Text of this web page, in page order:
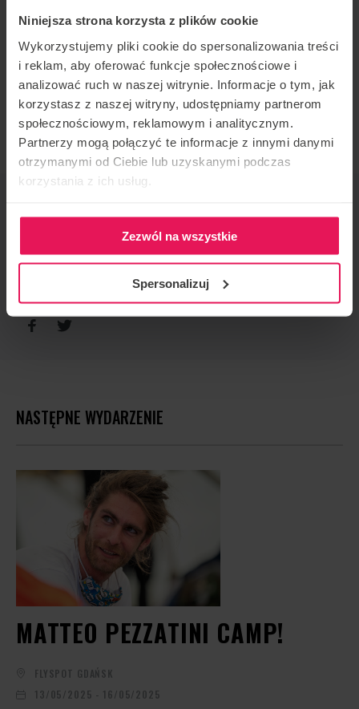
Niniejsza strona korzysta z plików cookie
Wykorzystujemy pliki cookie do spersonalizowania treści
i reklam, aby oferować funkcje społecznościowe i
analizować ruch w naszej witrynie. Informacje o tym, jak
korzystasz z naszej witryny, udostępniamy partnerom
społecznościowym, reklamowym i analitycznym.
Partnerzy mogą połączyć te informacje z innymi danymi
otrzymanymi od Ciebie lub uzyskanymi podczas
korzystania z ich usług.
Zezwól na wszystkie
Spersonalizuj
przy niskiej prędkości, jak i w lataniu D2W przy
wysokiej prędkości. Był głównym trenerem w Ifly UK
i pracuje w tej branży od 2013 roku.
Jeśli jesteś zaineresowany lub masz jakieś pytania,
napisz do nas:camps@flyspot.cm
Flyspot
POLEĆ TO WYDARZENIE
NASTĘPNE WYDARZENIE
MATTEO PEZZATINI CAMP!
FLYSPOT GDAŃSK
13/05/2025 - 16/05/2025